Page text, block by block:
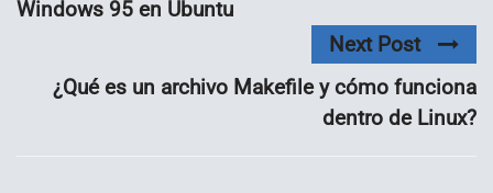
Windows 95 en Ubuntu
Next Post
¿Qué es un archivo Makefile y cómo funciona
dentro de Linux?